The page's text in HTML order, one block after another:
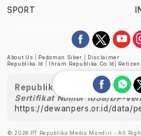
SPORT
About Us Pedoman Siber
Disclaimer
Republika.id
Ihram.republika.co.id
Republika telah diverifikasi
Sertifikat Nomor 1058/DP-
https://dewanpers.or.id/data/
© 2026 PT Republika Media Mandiri - All